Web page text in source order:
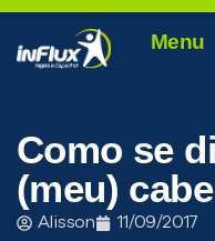
Menu
Como se
(meu)
Alisson 11/09/2017